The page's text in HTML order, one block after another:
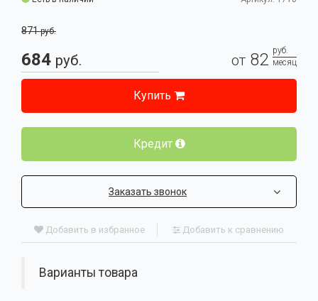
871руб.
684 руб. от 82 руб.
месяц
Купить
Кредит
Заказать звонок
Добавить в избранное Добавить к сравнению
Варианты товара